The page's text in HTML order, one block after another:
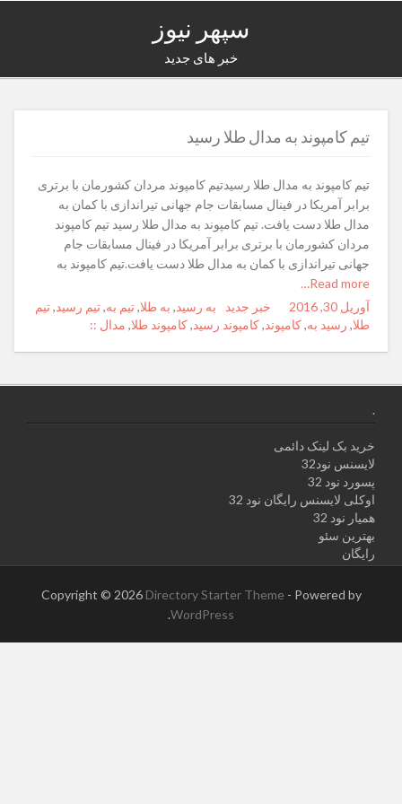
سپهر نیوز
خبر های جدید
تیم کامپوند به مدال طلا رسید
تیم کامپوند به مدال طلا رسیدتیم کامپوند مردان کشورمان با برتری
برابر آمریکا در فینال مسابقات جام جهانی تیراندازی با کمان به
مدال طلا دست یافت. تیم کامپوند به مدال طلا رسید تیم کامپوند
مردان کشورمان با برتری برابر آمریکا در فینال مسابقات جام
جهانی تیراندازی با کمان به مدال طلا دست یافت.تیم کامپوند به
Read more…
Posted
on
آوریل 30, 2016 Author
Categories
خبر جدید Tags
به رسید, به طلا,تیم به,تیم رسید,تیم
طلا, رسید به,کامپوند,کامپوند رسید,کامپوند طلا, مدال ::
.
خرید بک لینک دائمی
لایسنس نود32
پسورد نود 32
اوکلی لایسنس رایگان نود 32
همیار نود 32
بهترین سئو
رایگان
Copyright © 2026 Directory Starter Theme - Powered by
WordPress
.